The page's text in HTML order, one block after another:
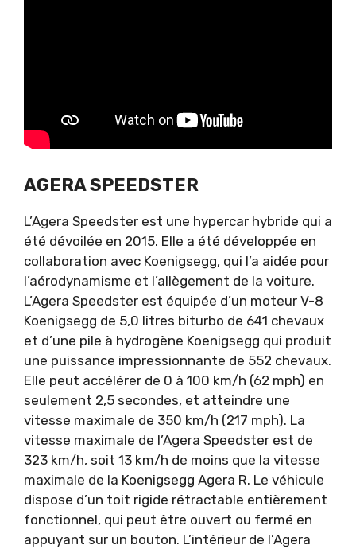
AGERA SPEEDSTER
L’Agera Speedster est une hypercar hybride qui a
été dévoilée en 2015. Elle a été développée en
collaboration avec Koenigsegg, qui l’a aidée pour
l’aérodynamisme et l’allègement de la voiture.
L’Agera Speedster est équipée d’un moteur V-8
Koenigsegg de 5,0 litres biturbo de 641 chevaux
et d’une pile à hydrogène Koenigsegg qui produit
une puissance impressionnante de 552 chevaux.
Elle peut accélérer de 0 à 100 km/h (62 mph) en
seulement 2,5 secondes, et atteindre une
vitesse maximale de 350 km/h (217 mph). La
vitesse maximale de l’Agera Speedster est de
323 km/h, soit 13 km/h de moins que la vitesse
maximale de la Koenigsegg Agera R. Le véhicule
dispose d’un toit rigide rétractable entièrement
fonctionnel, qui peut être ouvert ou fermé en
appuyant sur un bouton. L’intérieur de l’Agera